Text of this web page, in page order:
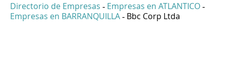
Directorio de Empresas - Empresas en ATLANTICO -
Empresas en BARRANQUILLA - Bbc Corp Ltda